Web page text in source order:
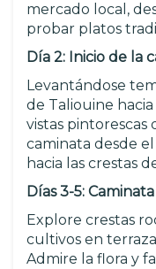
mercado local,
probar platos
Día 2: Inicio de la
Levantándose
de Taliouine
vistas pintorescas
caminata desde
hacia las crestas
Días 3-5:
Explore crestas
cultivos en
Admire la flora y